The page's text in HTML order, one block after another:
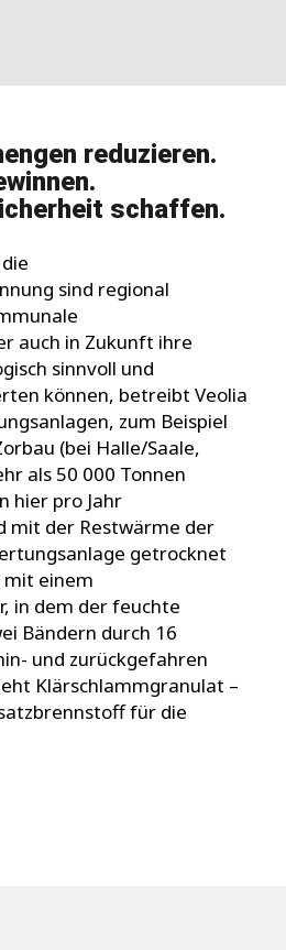
reduzieren.
schaffen.
sind regional
auch in Zukunft ihre
sinnvoll und
können, betreibt Veolia
zum Beispiel
(bei Halle/Saale,
als 50 000 Tonnen
hier pro Jahr
mit der Restwärme der
getrocknet
einem
in dem der feuchte
Bändern durch 16
und zurückgefahren
Klärschlammgranulat –
für die